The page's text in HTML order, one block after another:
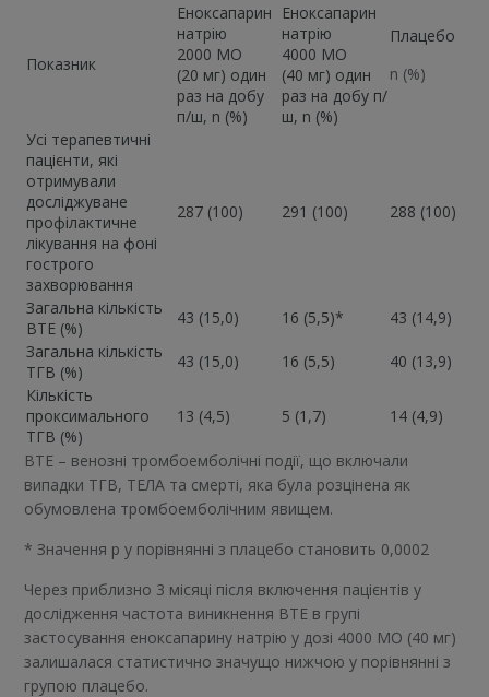
Показник
Еноксапарин
натрію
2000 МО
(20 мг) один
раз на добу
п/ш, n (%)
Еноксапарин
натрію
4000 МО
(40 мг) один
раз на добу п/
ш, n (%)
Плацебо
n (%)
Усі терапевтичні
пацієнти, які
отримували
досліджуване
профілактичне
лікування на фоні
гострого
захворювання
287 (100) 291 (100) 288 (100)
Загальна кількість
ВТЕ (%)
43 (15,0) 16 (5,5)*
43 (14,9)
Загальна кількість
ТГВ (%)
43 (15,0) 16 (5,5)
40 (13,9)
Кількість
проксимального
ТГВ (%)
13 (4,5) 5 (1,7) 14 (4,9)
ВТЕ – венозні тромбоемболічні події, що включали
випадки ТГВ, ТЕЛА та смерті, яка була розцінена як
обумовлена тромбоемболічним явищем.
* Значення p у порівнянні з плацебо становить 0,0002
Через приблизно 3 місяці після включення пацієнтів у
дослідження частота виникнення ВТЕ в групі
застосування еноксапарину натрію у дозі 4000 МО (40 мг)
залишалася статистично значущо нижчою у порівнянні з
групою плацебо.